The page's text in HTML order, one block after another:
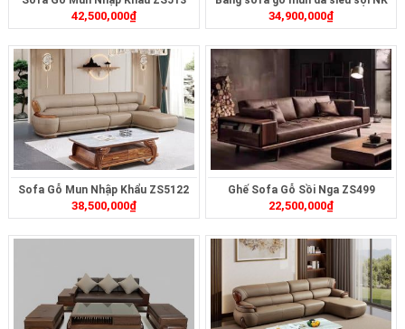
42,500,000₫
ZS501
34,900,000₫
Sofa Gỗ Mun Nhập Khẩu ZS5122
38,500,000₫
Ghế Sofa Gỗ Sồi Nga ZS499
22,500,000₫